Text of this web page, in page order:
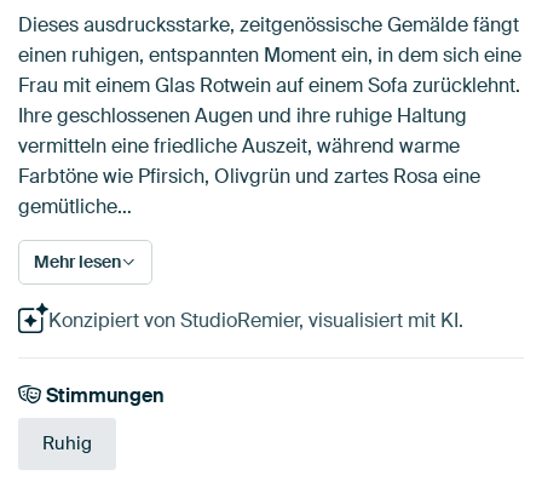
Dieses ausdrucksstarke, zeitgenössische Gemälde fängt
einen ruhigen, entspannten Moment ein, in dem sich eine
Frau mit einem Glas Rotwein auf einem Sofa zurücklehnt.
Ihre geschlossenen Augen und ihre ruhige Haltung
vermitteln eine friedliche Auszeit, während warme
Farbtöne wie Pfirsich, Olivgrün und zartes Rosa eine
gemütliche…
Mehr lesen
Konzipiert von StudioRemier, visualisiert mit KI.
Stimmungen
Ruhig